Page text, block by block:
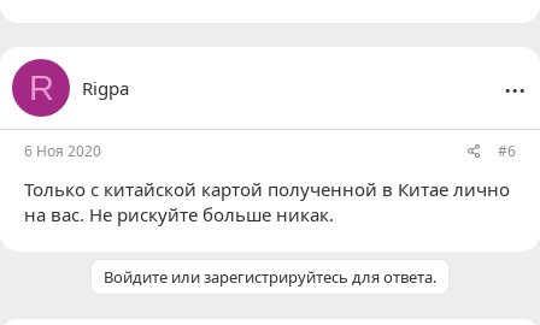
R Rigpa ...
6 Ноя 2020 #6
Только с китайской картой полученной в Китае лично
на вас. Не рискуйте больше никак.
Войдите или зарегистрируйтесь для ответа.